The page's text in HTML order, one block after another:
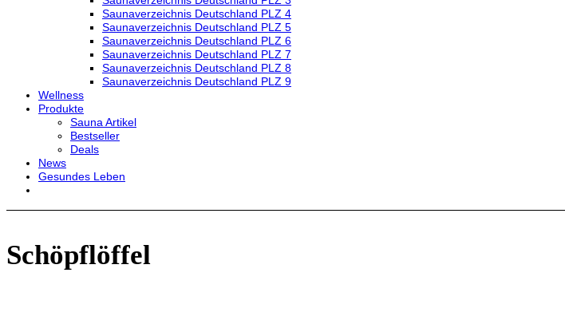
Saunaverzeichnis Deutschland PLZ 4
Saunaverzeichnis Deutschland PLZ 5
Saunaverzeichnis Deutschland PLZ 6
Saunaverzeichnis Deutschland PLZ 7
Saunaverzeichnis Deutschland PLZ 8
Saunaverzeichnis Deutschland PLZ 9
Wellness
Produkte
Sauna Artikel
Bestseller
Deals
News
Gesundes Leben
Schöpflöffel